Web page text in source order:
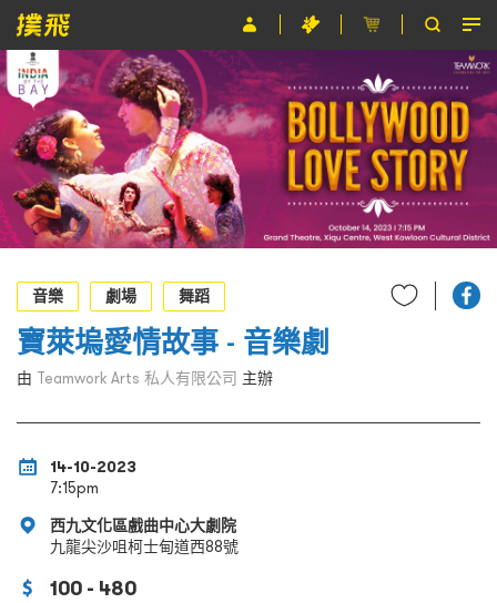
節目
主辦單位
關於撲飛
條款及細則
EN
音樂
劇場 舞蹈
寶萊塢愛情故事 - 音樂劇
由 Teamwork Arts 私人有限公司 主辦
14-10-2023
7:15pm
西九文化區戲曲中心大劇院
九龍尖沙咀柯士甸道西88號
100 - 480